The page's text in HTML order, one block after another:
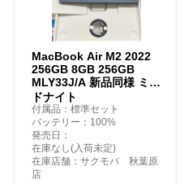
MacBook Air M2 2022
256GB 8GB 256GB
MLY33J/A 新品同様 ミッ
ドナイト
付属品：標準セット
バッテリー：100%
発売日：
在庫なし(入荷未定)
在庫店舗：サクモバ 秋葉原
店